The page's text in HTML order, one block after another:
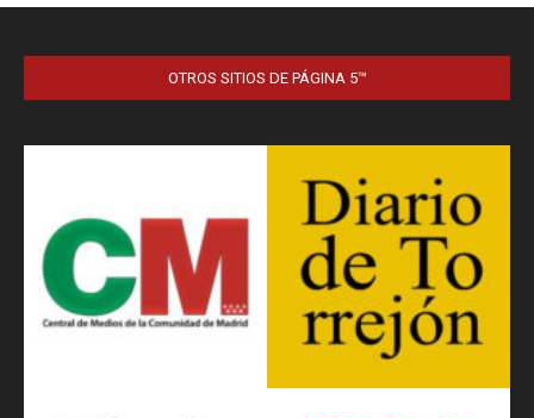
OTROS SITIOS DE PÁGINA 5™